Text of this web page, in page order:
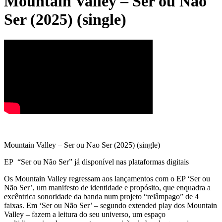
Ser (2025) (single)
Mountain Valley – Ser ou Nao Ser (2025) (single)
EP “Ser ou Não Ser” já disponível nas plataformas digitais
Os Mountain Valley regressam aos lançamentos com o EP ‘Ser ou
Não Ser’, um manifesto de identidade e propósito, que enquadra a
excêntrica sonoridade da banda num projeto “relâmpago” de 4
faixas. Em ‘Ser ou Não Ser’ – segundo extended play dos Mountain
Valley – fazem a leitura do seu universo, um espaço